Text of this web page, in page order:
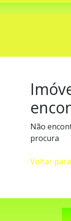
Não
procura
Voltar